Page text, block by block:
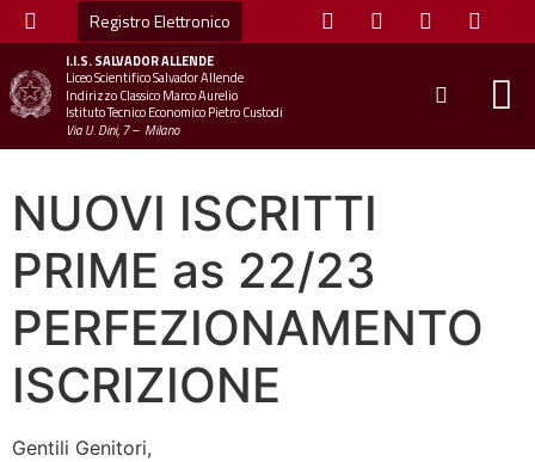
Registro Elettronico
I.I.S.SALVADOR ALLENDE
Liceo Scientifico Salvador Allende
Indirizzo Classico Marco Aurelio
Istituto Tecnico Economico Pietro Custodi
Via U. Dini, 7 – Milano
NUOVI ISCRITTI
PRIME as 22/23
PERFEZIONAMENTO
ISCRIZIONE
Gentili Genitori,